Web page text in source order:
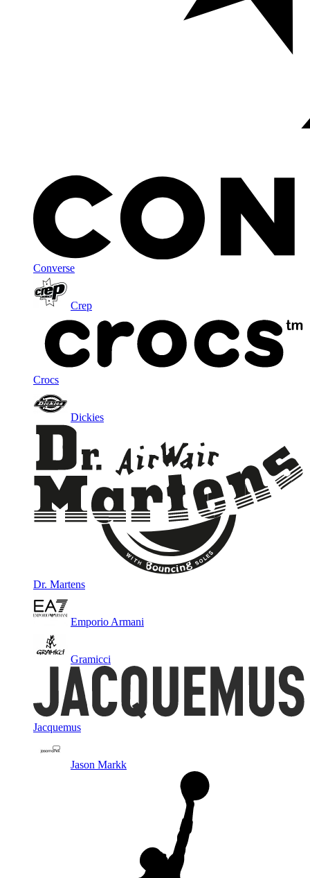
Converse
Crep
Crocs
Dickies
Dr. Martens
Emporio Armani
Gramicci
Jacquemus
Jason Markk